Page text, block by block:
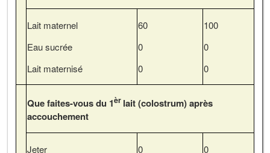
Lait maternel
Eau sucrée
Lait maternisé
60
0
0
100
0
0
Que faites-vous du 1èr lait (colostrum) après
accouchement
Jeter
0
0